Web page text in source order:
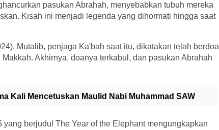
pasukan Abrahah, menyebabkan tubuh mereka
Kisah ini menjadi legenda yang dihormati hingga saat
Mutalib, penjaga Ka'bah saat itu, dikatakan telah berdoa
Akhirnya, doanya terkabul, dan pasukan Abrahah
Kali Mencetuskan Maulid Nabi Muhammad SAW
berjudul The Year of the Elephant mengungkapkan